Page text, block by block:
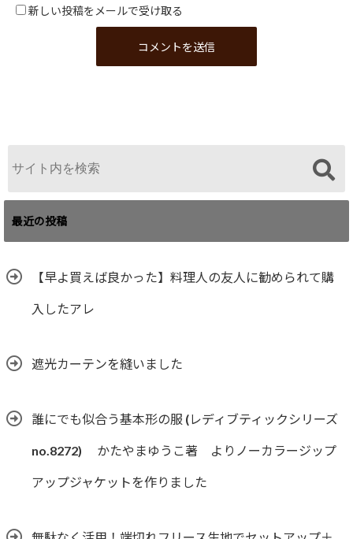
新しい投稿をメールで受け取る
最近の投稿
【早よ買えば良かった】料理人の友人に勧められて購
入したアレ
遮光カーテンを縫いました
誰にでも似合う基本形の服 (レディブティックシリーズ
no.8272) かたやまゆうこ著 よりノーカラージップ
アップジャケットを作りました